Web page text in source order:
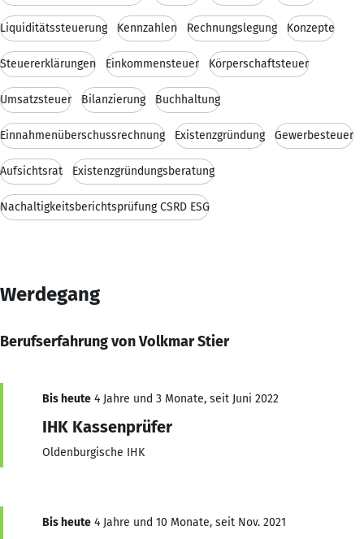
Liquiditätssteuerung Kennzahlen Rechnungslegung Konzepte
Steuererklärungen Einkommensteuer Körperschaftsteuer
Umsatzsteuer Bilanzierung Buchhaltung
Einnahmenüberschussrechnung Existenzgründung Gewerbesteuer
Aufsichtsrat Existenzgründungsberatung
Nachaltigkeitsberichtsprüfung CSRD ESG
Werdegang
Berufserfahrung von Volkmar Stier
Bis heute 4 Jahre und 3 Monate, seit Juni 2022
IHK Kassenprüfer
Oldenburgische IHK
Bis heute 4 Jahre und 10 Monate, seit Nov. 2021